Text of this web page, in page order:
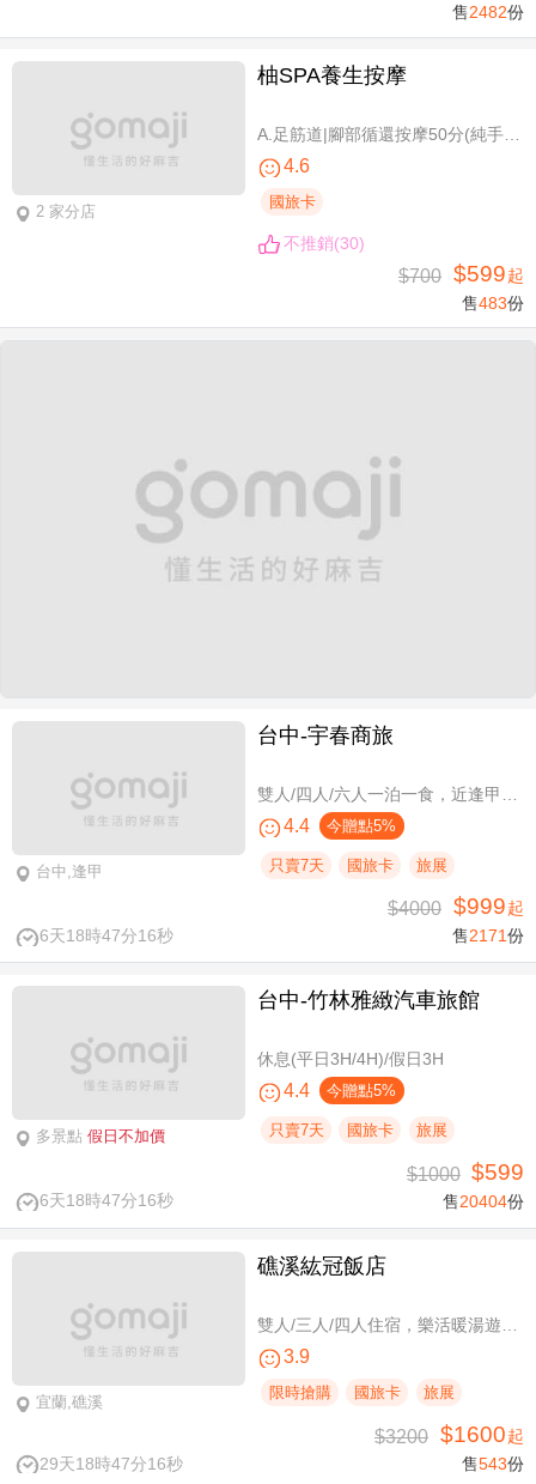
售2482份
2 家分店
柚SPA養生按摩
4.6
國旅卡
不推銷(30)
$700 $599起
售483份
台中,逢甲
台中-宇春商旅
4.4 今贈點5%
只賣7天 國旅卡 旅展
6天18時47分15秒
$4000 $999起
售2171份
多景點 假日不加價
台中-竹林雅緻汽車旅館
休息(平日3H/4H)/假日3H
4.4 今贈點5%
只賣7天 國旅卡 旅展
6天18時47分15秒
$1000 $599
售20404份
宜蘭,礁溪
礁溪紘冠飯店
3.9
限時搶購 國旅卡 旅展
29天18時47分15秒
$3200 $1600起
售543份